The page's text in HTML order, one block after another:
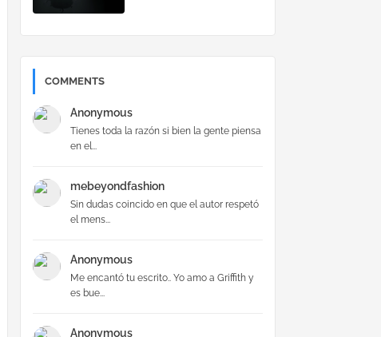
COMMENTS
Anonymous
Tienes toda la razón si bien la gente piensa
en el...
mebeyondfashion
Sin dudas coincido en que el autor respetó
el mens...
Anonymous
Me encantó tu escrito.. Yo amo a Griffith y
es bue...
Anonymous